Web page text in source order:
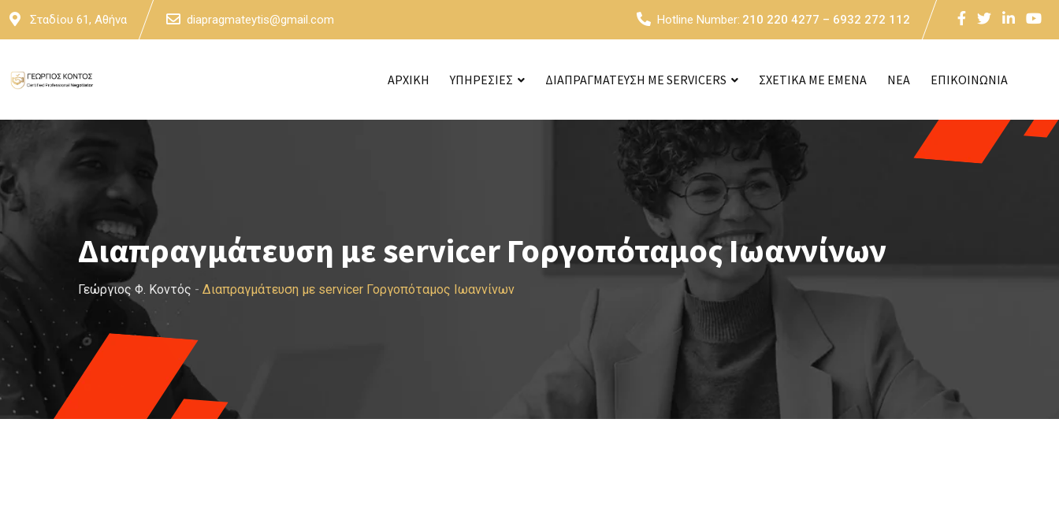
Skip
Σταδίου 61, Αθήνα diapragmateytis@gmail.com Hotline Number: 210 220 4277 – 6932 272 112
ΑΡΧΙΚΗ ΥΠΗΡΕΣΙΕΣ ΔΙΑΠΡΑΓΜΑΤΕΥΣΗ ΜΕ SERVICERS ΣΧΕΤΙΚΑ ΜΕ ΕΜΕΝΑ NEA ΕΠΙΚΟΙΝΩΝΙΑ
Διαπραγμάτευση με servicer Γοργοπόταμος Ιωαννίνων
Γεώργιος Φ. Κοντός - Διαπραγμάτευση με servicer Γοργοπόταμος Ιωαννίνων